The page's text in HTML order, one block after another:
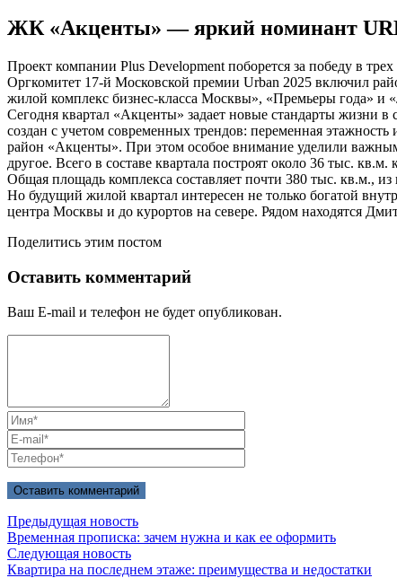
ЖК «Акценты» — яркий номинант
Проект компании Plus Development поборется за победу в
Оргкомитет 17-й Московской премии Urban 2025 включил
жилой комплекс бизнес-класса Москвы», «Премьеры года» и
Сегодня квартал «Акценты» задает новые стандарты жизни
создан с учетом современных трендов: переменная
район «Акценты». При этом особое внимание уделили
другое. Всего в составе квартала построят около 36 тыс.
Общая площадь комплекса составляет почти 380 тыс. кв.м.,
Но будущий жилой квартал интересен не только богатой
центра Москвы и до курортов на севере. Рядом находятся
Поделитись этим постом
Оставить комментарий
Ваш E-mail и телефон не будет опубликован.
Предыдущая новость
Временная прописка: зачем нужна и как ее оформить
Следующая новость
Квартира на последнем этаже: преимущества и недостатки